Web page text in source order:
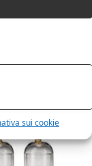
sui cookie
bevande